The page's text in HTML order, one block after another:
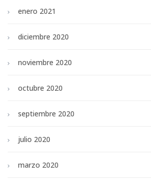
enero 2021
diciembre 2020
noviembre 2020
octubre 2020
septiembre 2020
julio 2020
marzo 2020